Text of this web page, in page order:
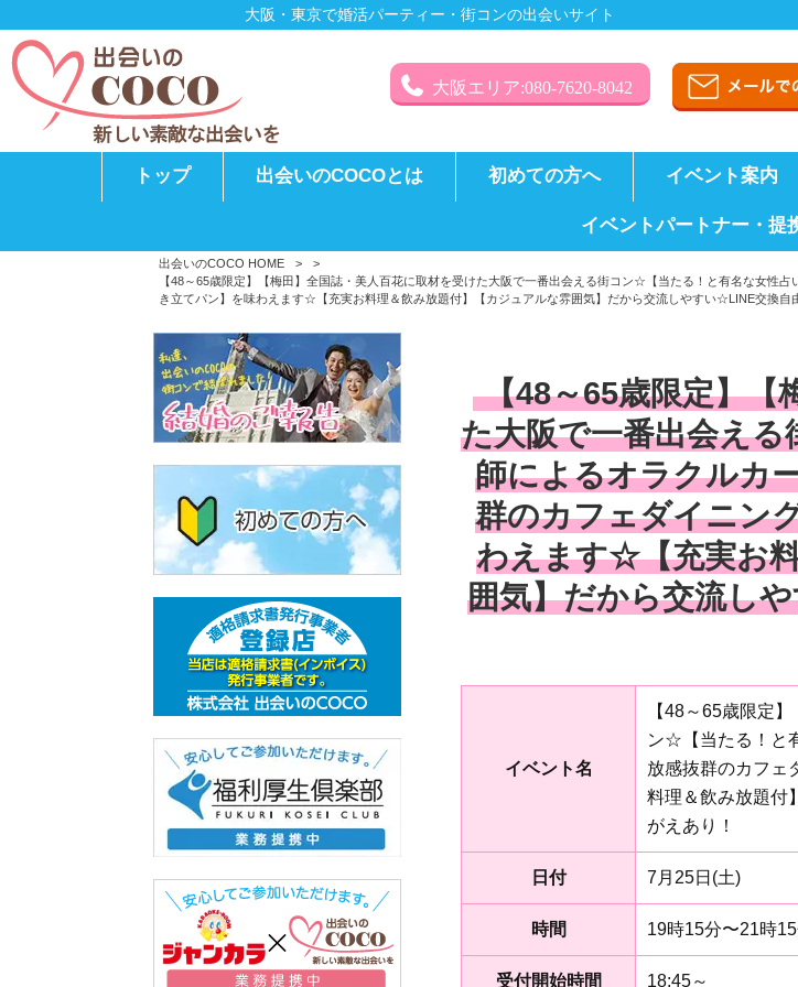
大阪・東京で婚活パーティー・街コンの出会いサイト
大阪エリア:080-7620-8042
トップ 出会いのCOCOとは 初めての方へ イベント案内
イベントパートナー・提
出会いのCOCO HOME >
>
【48～65歳限定】【梅田】全国誌・美人百花に取材を受けた大阪で一番出会える街コン☆【当たる！と有名な女
き立てパン】を味わえます☆【充実お料理＆飲み放題付】【カジュアルな雰囲気】だから交流しやすい☆LINE交換自
【48～65歳限定】【
た大阪で一番出会え
師によるオラクルカ
群のカフェダイニン
わえます☆【充実お
囲気】だから交流し
イベント名
【48～65歳限定
ン☆【当たる！と
放感抜群のカフ
料理＆飲み放題付
がえあり！
日付 7月25日(土)
時間 19時15分〜21時
受付開始時間 18:45～